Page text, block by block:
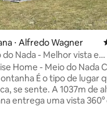
⋅ Alfredo Wagner
do Nada - Melhor vista e
da Serra
Home - Meio do Nada
tipo de lugar que não se
se sente. A 1037m de
entrega uma vista 360°